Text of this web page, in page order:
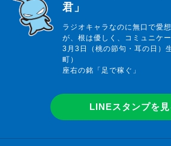
君」
ラジオキャラなのに無口で愛
が、根は優しく、コミュニケ
3月3日（桃の節句・耳の日）
町）
座右の銘「足で稼ぐ」
LINEスタンプを見